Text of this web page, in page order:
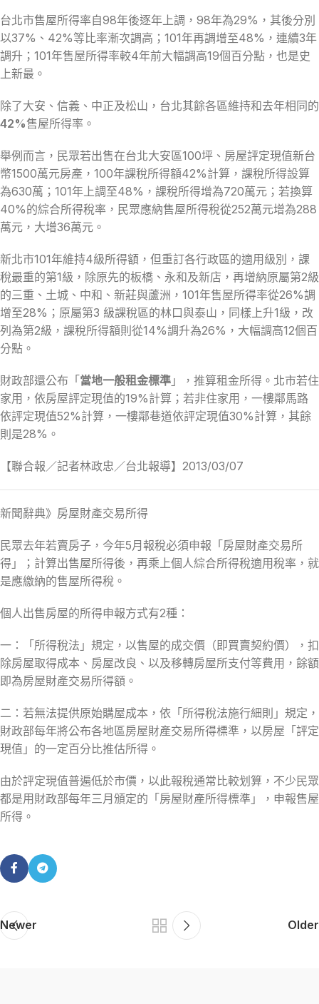
台北市售屋所得率自98年後逐年上調，98年為29%，其後分別
以37%、42%等比率漸次調高；101年再調增至48%，連續3年
調升；101年售屋所得率較4年前大幅調高19個百分點，也是史
上新最。
除了大安、信義、中正及松山，台北其餘各區維持和去年相同的
42%售屋所得率。
舉例而言，民眾若出售在台北大安區100坪、房屋評定現值新台
幣1500萬元房產，100年課稅所得額42%計算，課稅所得設算
為630萬；101年上調至48%，課稅所得增為720萬元；若換算
40%的綜合所得稅率，民眾應納售屋所得稅從252萬元增為288
萬元，大增36萬元。
新北市101年維持4級所得額，但重訂各行政區的適用級別，課
稅最重的第1級，除原先的板橋、永和及新店，再增納原屬第2級
的三重、土城、中和、新莊與蘆洲，101年售屋所得率從26%調
增至28%；原屬第3 級課稅區的林口與泰山，同樣上升1級，改
列為第2級，課稅所得額則從14%調升為26%，大幅調高12個百
分點。
財政部還公布「當地一般租金標準 」，推算租金所得。北市若住
家用，依房屋評定現值的19%計算；若非住家用，一樓鄰馬路
依評定現值52%計算，一樓鄰巷道依評定現值30%計算，其餘
則是28%。
【聯合報／記者林政忠／台北報導】2013/03/07
新聞辭典》房屋財產交易所得
民眾去年若賣房子，今年5月報稅必須申報「房屋財產交易所
得」；計算出售屋所得後，再乘上個人綜合所得稅適用稅率，就
是應繳納的售屋所得稅。
個人出售房屋的所得申報方式有2種：
一：「所得稅法」規定，以售屋的成交價（即買賣契約價），扣
除房屋取得成本、房屋改良、以及移轉房屋所支付等費用，餘額
即為房屋財產交易所得額。
二：若無法提供原始購屋成本，依「所得稅法施行細則」規定，
財政部每年將公布各地區房屋財產交易所得標準，以房屋「評定
現值」的一定百分比推估所得。
由於評定現值普遍低於市價，以此報稅通常比較划算，不少民眾
都是用財政部每年三月頒定的「房屋財產所得標準」，申報售屋
所得。
Newer Older